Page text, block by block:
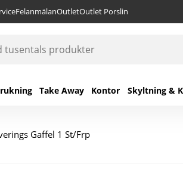
FelanmälanOutletOutlet Porslin
Take Away Kontor Skyltning &
Gaffel 1 St/Frp